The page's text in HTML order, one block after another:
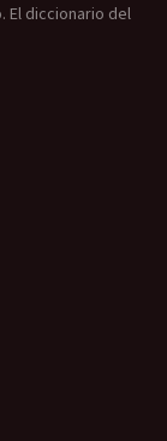
El diccionario del